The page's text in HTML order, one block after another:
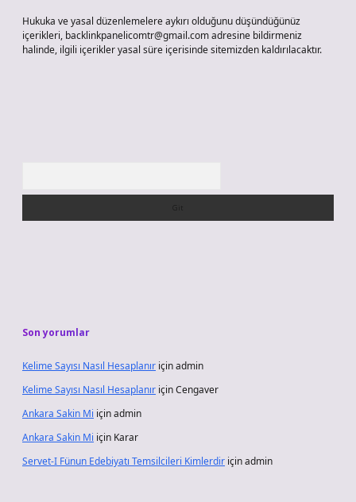
Hukuka ve yasal düzenlemelere aykırı olduğunu düşündüğünüz
içerikleri, backlinkpanelicomtr@gmail.comadresine bildirmeniz
halinde, ilgili içerikler yasal süre içerisinde sitemizden kaldırılacaktır.
Son yorumlar
Kelime Sayısı Nasıl Hesaplanır içinadmin
Kelime Sayısı Nasıl Hesaplanır içinCengaver
Ankara Sakin Mi içinadmin
Ankara Sakin Mi için Karar
Servet-I Fünun Edebiyatı Temsilcileri Kimlerdir içinadmin